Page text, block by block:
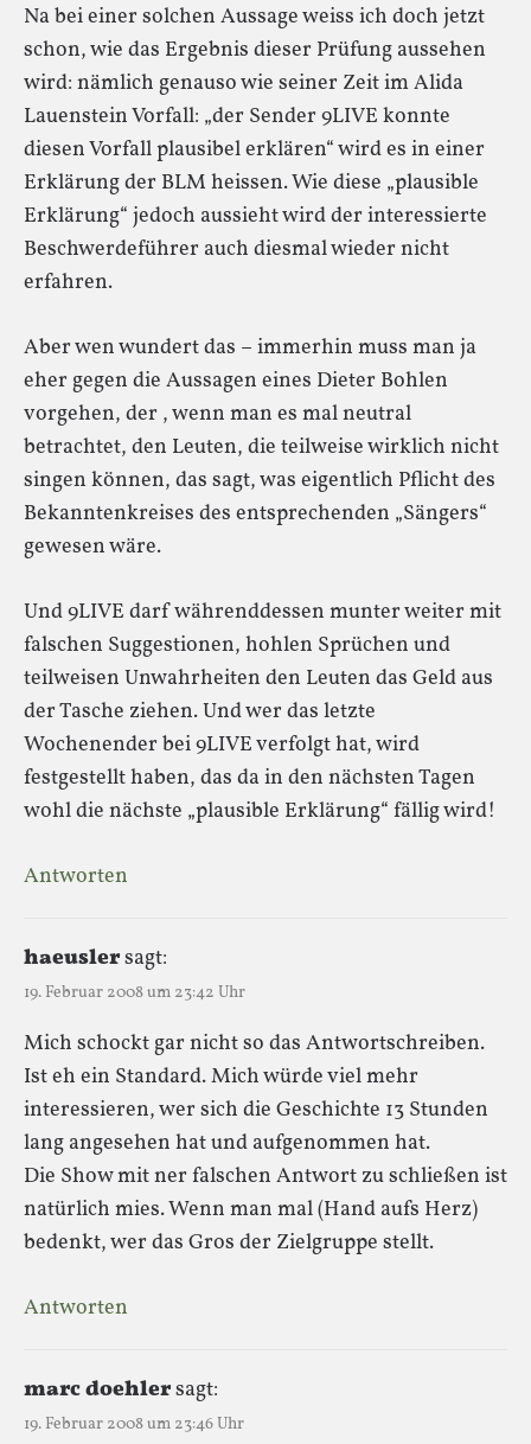
Na bei einer solchen Aussage weiss ich doch jetzt
schon, wie das Ergebnis dieser Prüfung aussehen
wird: nämlich genauso wie seiner Zeit im Alida
Lauenstein Vorfall: „der Sender 9LIVE konnte
diesen Vorfall plausibel erklären“ wird es in einer
Erklärung der BLM heissen. Wie diese „plausible
Erklärung“ jedoch aussieht wird der interessierte
Beschwerdeführer auch diesmal wieder nicht
erfahren.
Aber wen wundert das – immerhin muss man ja
eher gegen die Aussagen eines Dieter Bohlen
vorgehen, der , wenn man es mal neutral
betrachtet, den Leuten, die teilweise wirklich nicht
singen können, das sagt, was eigentlich Pflicht des
Bekanntenkreises des entsprechenden „Sängers“
gewesen wäre.
Und 9LIVE darf währenddessen munter weiter mit
falschen Suggestionen, hohlen Sprüchen und
teilweisen Unwahrheiten den Leuten das Geld aus
der Tasche ziehen. Und wer das letzte
Wochenender bei 9LIVE verfolgt hat, wird
festgestellt haben, das da in den nächsten Tagen
wohl die nächste „plausible Erklärung“ fällig wird!
Antworten
haeuslersagt:
19. Februar 2008 um 23:42 Uhr
Mich schockt gar nicht so das Antwortschreiben.
Ist eh ein Standard. Mich würde viel mehr
interessieren, wer sich die Geschichte 13 Stunden
lang angesehen hat und aufgenommen hat.
Die Show mit ner falschen Antwort zu schließen ist
natürlich mies. Wenn man mal (Hand aufs Herz)
bedenkt, wer das Gros der Zielgruppe stellt.
Antworten
marc doehlersagt:
19. Februar 2008 um 23:46 Uhr